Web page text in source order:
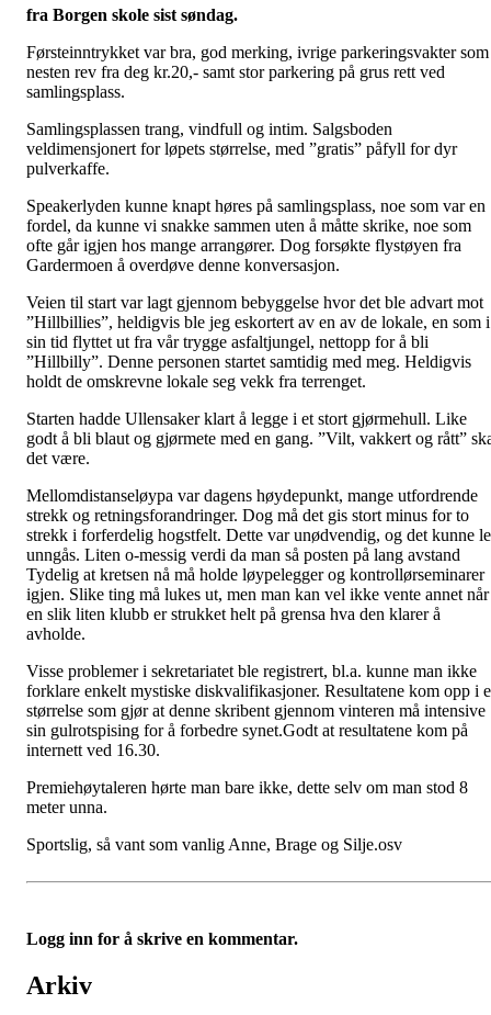
fra Borgen skole sist søndag.
Førsteinntrykket var bra, god merking, ivrige parkeringsvakter som
nesten rev fra deg kr.20,- samt stor parkering på grus rett ved
samlingsplass.
Samlingsplassen trang, vindfull og intim. Salgsboden
veldimensjonert for løpets størrelse, med ”gratis” påfyll for dyr
pulverkaffe.
Speakerlyden kunne knapt høres på samlingsplass, noe som var en
fordel, da kunne vi snakke sammen uten å måtte skrike, noe som
ofte går igjen hos mange arrangører. Dog forsøkte flystøyen fra
Gardermoen å overdøve denne konversasjon.
Veien til start var lagt gjennom bebyggelse hvor det ble advart mot
”Hillbillies”, heldigvis ble jeg eskortert av en av de lokale, en som i
sin tid flyttet ut fra vår trygge asfaltjungel, nettopp for å bli
”Hillbilly”. Denne personen startet samtidig med meg. Heldigvis
holdt de omskrevne lokale seg vekk fra terrenget.
Starten hadde Ullensaker klart å legge i et stort gjørmehull. Like
godt å bli blaut og gjørmete med en gang. ”Vilt, vakkert og rått”
det være.
Mellomdistanseløypa var dagens høydepunkt, mange utfordrende
strekk og retningsforandringer. Dog må det gis stort minus for to
strekk i forferdelig hogstfelt. Dette var unødvendig, og det kunne
unngås. Liten o-messig verdi da man så posten på lang avstand
Tydelig at kretsen nå må holde løypelegger og kontrollørseminarer
igjen. Slike ting må lukes ut, men man kan vel ikke vente annet når
en slik liten klubb er strukket helt på grensa hva den klarer å
avholde.
Visse problemer i sekretariatet ble registrert, bl.a. kunne man ikke
forklare enkelt mystiske diskvalifikasjoner. Resultatene kom opp i
størrelse som gjør at denne skribent gjennom vinteren må intensive
sin gulrotspising for å forbedre synet.Godt at resultatene kom på
internett ved 16.30.
Premiehøytaleren hørte man bare ikke, dette selv om man stod 8
meter unna.
Sportslig, så vant som vanlig Anne, Brage og Silje.osv
Logg inn for å skrive en kommentar.
Arkiv